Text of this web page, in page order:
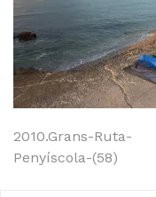
Navegación
de
2010.Grans-Ruta-
Penyíscola-(58)